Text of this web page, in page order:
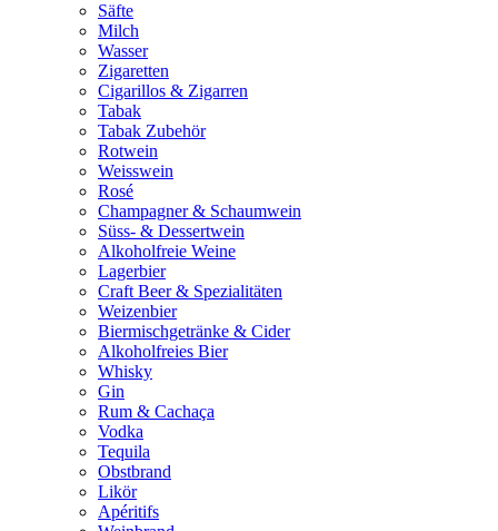
Säfte
Milch
Wasser
Zigaretten
Cigarillos & Zigarren
Tabak
Tabak Zubehör
Rotwein
Weisswein
Rosé
Champagner & Schaumwein
Süss- & Dessertwein
Alkoholfreie Weine
Lagerbier
Craft Beer & Spezialitäten
Weizenbier
Biermischgetränke & Cider
Alkoholfreies Bier
Whisky
Gin
Rum & Cachaça
Vodka
Tequila
Obstbrand
Likör
Apéritifs